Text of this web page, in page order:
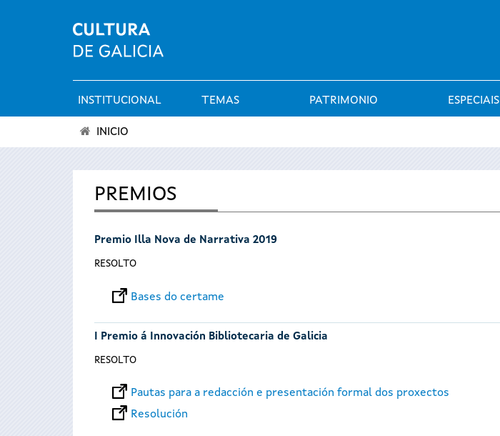
Menú
principal
INSTITUCIONAL TEMAS PATRIMONIO ESPECIAIS
está
INICIO
PREMIOS
Premio Illa Nova de Narrativa 2019
RESOLTO
Bases do certame
I Premio á Innovación Bibliotecaria de Galicia
RESOLTO
Pautas para a redacción e presentación formal dos proxectos
Resolución